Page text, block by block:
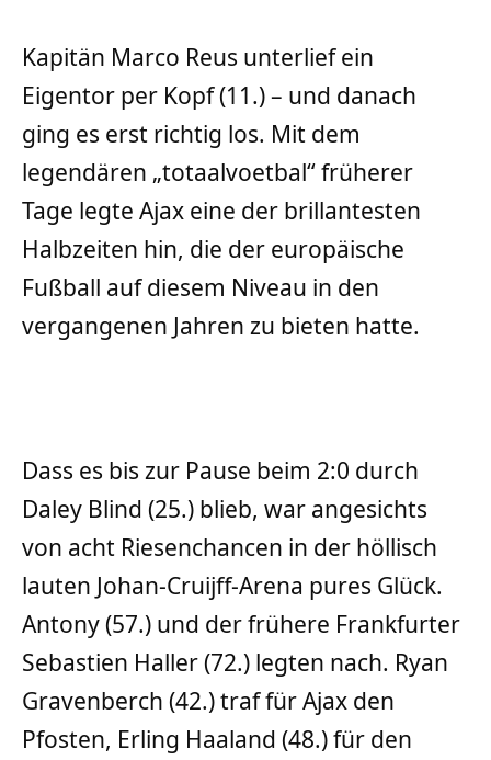
Kapitän Marco Reus unterlief ein
Eigentor per Kopf (11.) – und danach
ging es erst richtig los. Mit dem
legendären „totaalvoetbal“ früherer
Tage legte Ajax eine der brillantesten
Halbzeiten hin, die der europäische
Fußball auf diesem Niveau in den
vergangenen Jahren zu bieten hatte.
Dass es bis zur Pause beim 2:0 durch
Daley Blind (25.) blieb, war angesichts
von acht Riesenchancen in der höllisch
lauten Johan-Cruijff-Arena pures Glück.
Antony (57.) und der frühere Frankfurter
Sebastien Haller (72.) legten nach. Ryan
Gravenberch (42.) traf für Ajax den
Pfosten, Erling Haaland (48.) für den